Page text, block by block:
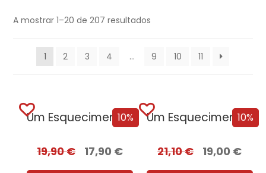
A mostrar 1–20 de 207 resultados
1 2 3 4 … 9 10 11
10%
Um Esquecimento Sombrio
19,90€ 17,90 €
10%
Um Esquecimento Sombrio – Edição com EDGES
21,10€ 19,00 €